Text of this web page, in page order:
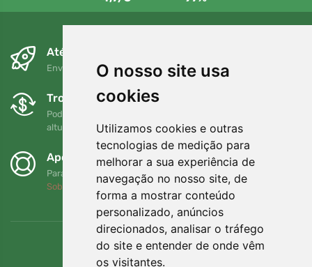
O nosso site usa
cookies
Utilizamos cookies e outras
tecnologias de medição para
melhorar a sua experiência de
navegação no nosso site, de
forma a mostrar conteúdo
personalizado, anúncios
direcionados, analisar o tráfego
do site e entender de onde vêm
os visitantes.
Até ao dia seguinte e sem custos
Envio gratuito para encomendas superiores a 80 EUR
Trocas e devoluções gratuitas
Pode devolver ou trocar a sua encomenda em qualquer
altura no prazo de 90 dias
Apoiamos a Trees.org
Para cada encomenda plantamos uma árvore! Leia mais
Sobre nós